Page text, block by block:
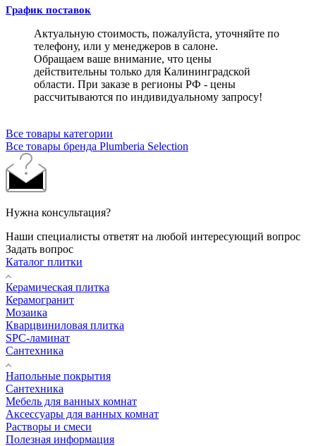
График поставок
Актуальную стоимость, пожалуйста, уточняйте по
телефону, или у менеджеров в салоне.
Обращаем ваше внимание, что цены
действительны только для Калининградской
области. При заказе в регионы РФ - цены
рассчитываются по индивидуальному запросу!
Все товары категории
Все товары бренда Plumberia Selection
Нужна консультация?
Наши специалисты ответят на любой интересующий вопрос
Задать вопрос
Каталог плитки
Керамическая плитка
Керамогранит
Мозаика
Кварцвиниловая плитка
SPC-ламинат
Сантехника
Напольные покрытия
Сантехника
Мебель для ванных комнат
Аксессуары для ванных комнат
Растворы и смеси
Полезная информация